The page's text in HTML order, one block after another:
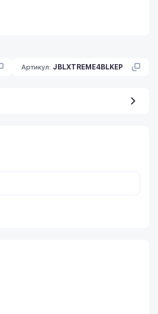
Артикул: JBLXTREME4BLKEP